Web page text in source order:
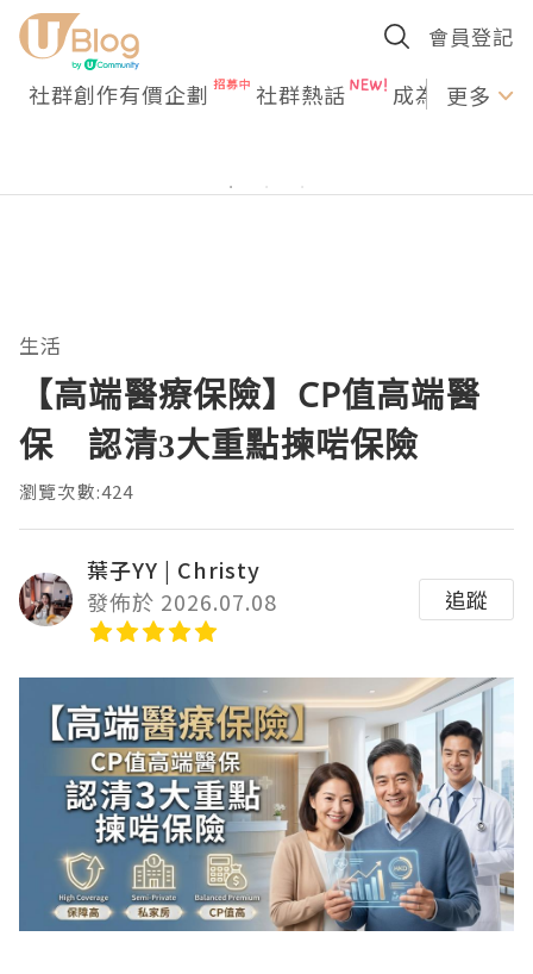
會員登記
社群創作有價企劃 社群熱話 成為U更多
生活
【高端醫療保險】CP值高端醫
保 認清3大重點揀啱保險
瀏覽次數:424
葉子YY | Christy
發佈於 2026.07.08
追蹤